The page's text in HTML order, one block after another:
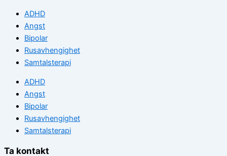
ADHD
Angst
Bipolar
Rusavhengighet
Samtalsterapi
ADHD
Angst
Bipolar
Rusavhengighet
Samtalsterapi
Ta kontakt